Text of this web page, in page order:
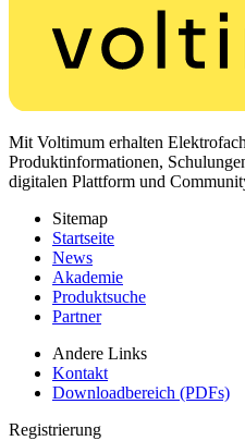
Mit Voltimum erhalten
Produktinformationen,
digitalen Plattform und
Sitemap
Startseite
News
Akademie
Produktsuche
Partner
Andere Links
Kontakt
Downloadbereich (PDFs)
Registrierung